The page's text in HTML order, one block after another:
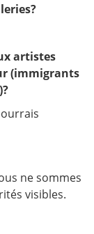
artistes
(immigrants
ne sommes
visibles.